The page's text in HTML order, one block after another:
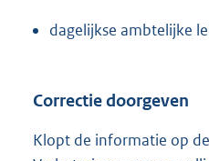
dagelijkse ambtelijke
Correctie doorgeven
Klopt de informatie op